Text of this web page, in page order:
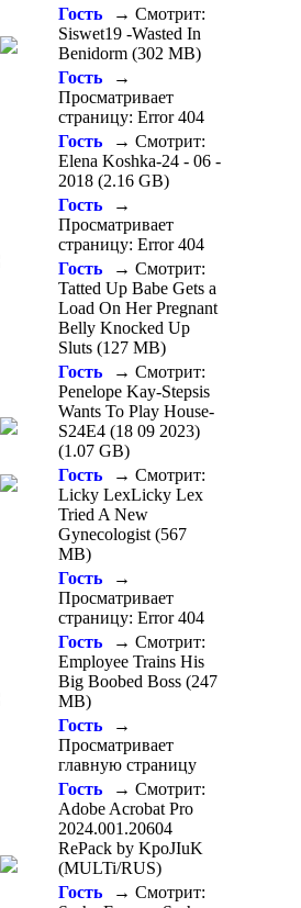
Гость
→ Смотрит:
Siswet19 -Wasted In
Benidorm (302 MB)
Гость
→
Просматривает
страницу: Error 404
Гость
→ Смотрит:
Elena Koshka-24 - 06 -
2018 (2.16 GB)
Гость
→
Просматривает
страницу: Error 404
Гость
→ Смотрит:
Tatted Up Babe Gets a
Load On Her Pregnant
Belly Knocked Up
Sluts (127 MB)
Гость
→ Смотрит:
Penelope Kay-Stepsis
Wants To Play House-
S24E4 (18 09 2023)
(1.07 GB)
Гость
→ Смотрит:
Licky LexLicky Lex
Tried A New
Gynecologist (567
MB)
Гость
→
Просматривает
страницу: Error 404
Гость
→ Смотрит:
Employee Trains His
Big Boobed Boss (247
MB)
Гость
→
Просматривает
главную страницу
Гость
→ Смотрит:
Adobe Acrobat Pro
2024.001.20604
RePack by KpoJIuK
(MULTi/RUS)
Гость
→ Смотрит: